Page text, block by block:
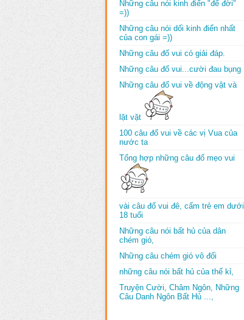
Những câu nói kinh điển "để đời"
=))
Những câu nói dối kinh điển nhất
của con gái =))
Những câu đố vui có giải đáp.
Những câu đố vui...cười đau bụng
Những câu đố vui về động vật và
lặt vặt
100 câu đố vui về các vị Vua của
nước ta
Tổng hợp những câu đố mẹo vui
vài câu đố vui đê, cấm trẻ em dưới
18 tuổi
Những câu nói bất hủ của dân
chém gió,
Những câu chém gió vô đối
những câu nói bất hủ của thế kỉ,
Truyện Cười, Châm Ngôn, Những
Câu Danh Ngôn Bất Hủ ...,